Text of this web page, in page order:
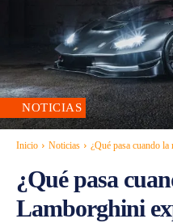
NOTICIAS
Inicio Noticias ¿Qué pasa cuando
¿Qué pasa
Lamborghini